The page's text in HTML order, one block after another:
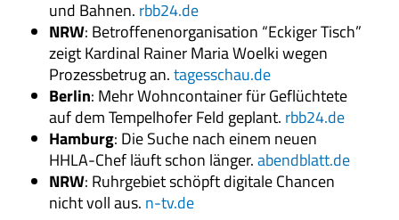
und Bahnen. rbb24.de
NRW: Betroffenenorganisation “Eckiger Tisch”
zeigt Kardinal Rainer Maria Woelki wegen
Prozessbetrug an.tagesschau.de
Berlin: Mehr Wohncontainer für Geflüchtete
auf dem Tempelhofer Feld geplant. rbb24.de
Hamburg: Die Suche nach einem neuen
HHLA-Chef läuft schon länger.abendblatt.de
NRW: Ruhrgebiet schöpft digitale Chancen
nicht voll aus. n-tv.de